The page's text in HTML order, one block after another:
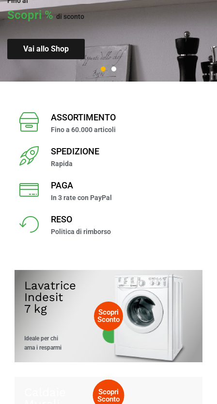
Scopri % di sconto
Vai allo Shop
Scopri % di sconto
Acquista Ora
ASSORTIMENTO
Fino a 60.000 articoli
SPEDIZIONE
Rapida
PAGA
In 3 rate con PayPal
RESO
Politica di rimborso
Lavatrice
Indesit
7 kg
Ideale per chi
ama i resparmi
Scopri
Sconto
Scopri
Sconto